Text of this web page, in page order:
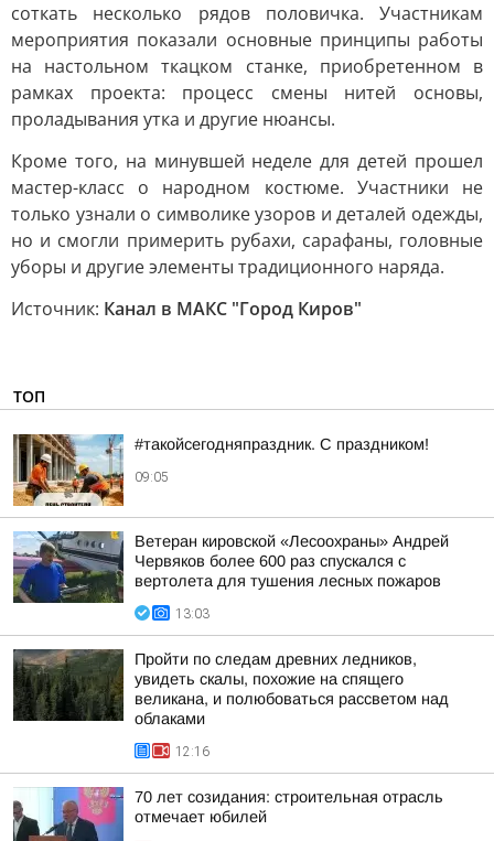
соткать несколько рядов половичка. Участникам
мероприятия показали основные принципы работы
на настольном ткацком станке, приобретенном в
рамках проекта: процесс смены нитей основы,
проладывания утка и другие нюансы.
Кроме того, на минувшей неделе для детей прошел
мастер-класс о народном костюме. Участники не
только узнали о символике узоров и деталей одежды,
но и смогли примерить рубахи, сарафаны, головные
уборы и другие элементы традиционного наряда.
Источник: Канал в МАКС "Город Киров"
ТОП
#такойсегодняпраздник. С праздником!
09:05
Ветеран кировской «Лесоохраны» Андрей
Червяков более 600 раз спускался с
вертолета для тушения лесных пожаров
13:03
Пройти по следам древних ледников,
увидеть скалы, похожие на спящего
великана, и полюбоваться рассветом над
облаками
12:16
70 лет созидания: строительная отрасль
отмечает юбилей